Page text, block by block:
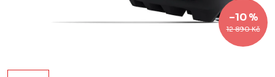
12 890 Kč
–10 %